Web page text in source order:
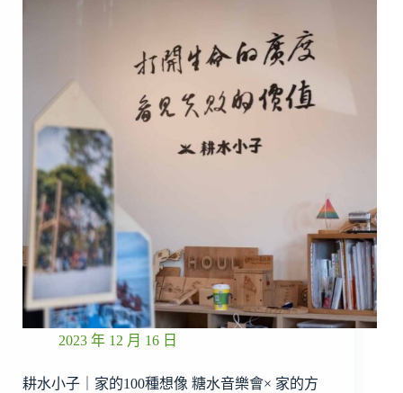
2023 年 12 月 16 日
耕水小子｜家的100種想像 糖水音樂會× 家的方